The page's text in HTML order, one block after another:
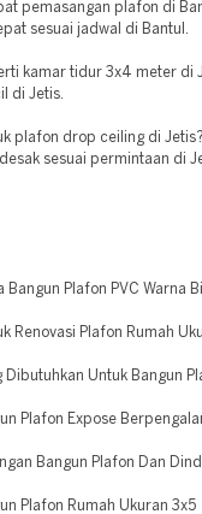
pemasangan plafon di
sesuai jadwal di Bantul.
kamar tidur 3x4 meter di
di Jetis.
plafon drop ceiling di
sesuai permintaan di
Plafon PVC Warna
Renovasi Plafon Rumah
Dibutuhkan Untuk Bangun
Plafon Expose
Bangun Plafon Dan
Plafon Rumah Ukuran 3x5